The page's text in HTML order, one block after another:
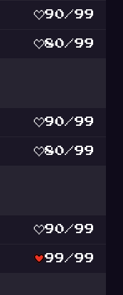
90/99
80/99
90/99
80/99
90/99
99/99